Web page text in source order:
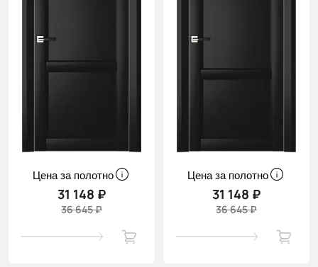
Цена за полотно
31 148 ₽
36 645 ₽
Цена за полотно
31 148 ₽
36 645 ₽